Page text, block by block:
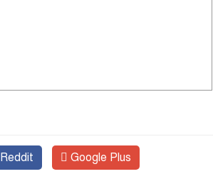
Reddit Google Plus